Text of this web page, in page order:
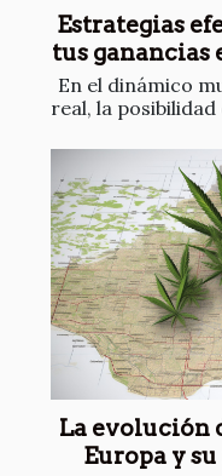
Estrategias
tus ganancias
En el dinámico
real, la
La evolución
Europa y